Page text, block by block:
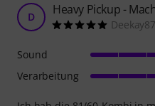
D Heavy Pickup -
Sound
Verarbeitung